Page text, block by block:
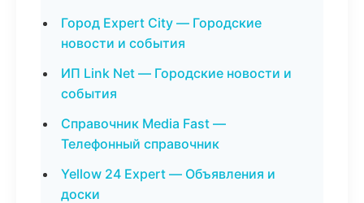
Город Expert City — Городские
новости и события
ИП Link Net — Городские новости и
события
Справочник Media Fast —
Телефонный справочник
Yellow 24 Expert — Объявления и
доски